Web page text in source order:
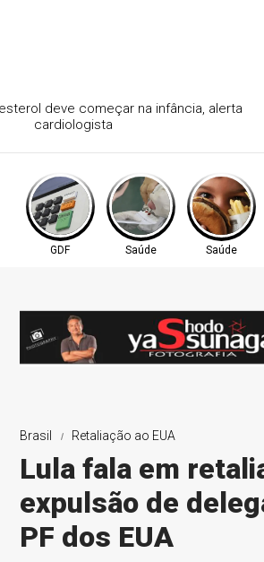
Controle do colesterol deve começar
GDF Saúde Saúde
Brasil Retaliação ao EUA
Lula fala em
expulsão de
PF dos EUA